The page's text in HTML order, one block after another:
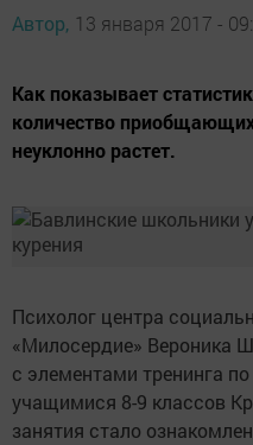
Автор, 13 января 2017 -
Как показывает
количество
неуклонно растет.
Психолог центра
«Милосердие» Вероника
с элементами тренинга
учащимися 8-9 классов
занятия стало